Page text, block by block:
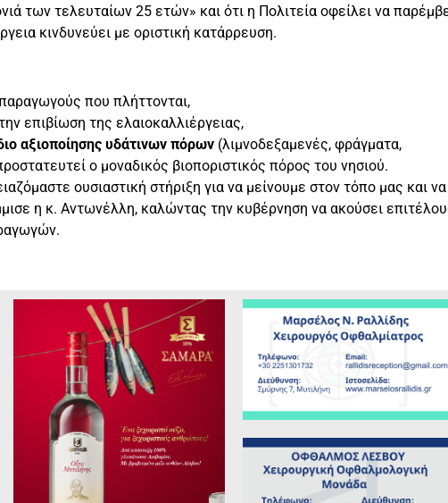
των τελευταίων 25 ετών» και ότι η Πολιτεία οφείλει να
κινδυνεύει με οριστική κατάρρευση.
που πλήττονται,
επιβίωση της ελαιοκαλλιέργειας,
αξιοποίησης υδάτινων πόρων (λιμνοδεξαμενές, φράγματα,
ο μοναδικός βιοποριστικός πόρος του νησιού.
ουσιαστική στήριξη για να μείνουμε στον τόπο μας και να
η κ. Αντωνέλλη, καλώντας την κυβέρνηση να ακούσει